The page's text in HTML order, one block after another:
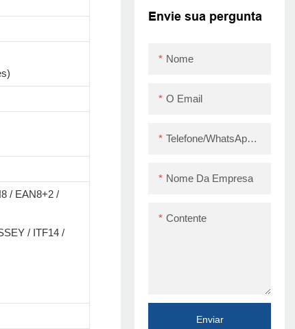
Products Tag Printer
Envie sua pergunta
Nome
O Email
Telefone/WhatsApp/Skype
Nome Da Empresa
Contente
Enviar
/ EAN8+2 /
/ ITF14 /